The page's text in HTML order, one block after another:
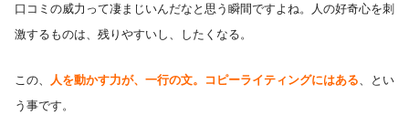
口コミの威力って凄まじいんだなと思う瞬間ですよね。人の好奇心を刺
激するものは、残りやすいし、したくなる。
この、 人を動かす力が、一行の文。コピーライティングにはある 、とい
う事です。